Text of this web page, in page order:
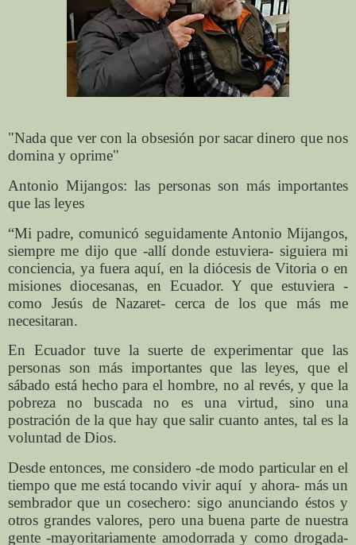
"Nada que ver con la obsesión por sacar dinero que nos
domina y oprime"
Antonio Mijangos: las personas son más importantes
que las leyes
“Mi padre, comunicó seguidamente Antonio Mijangos,
siempre me dijo que -allí donde estuviera- siguiera mi
conciencia, ya fuera aquí, en la diócesis de Vitoria o en
misiones diocesanas, en Ecuador. Y que estuviera -
como Jesús de Nazaret- cerca de los que más me
necesitaran.
En Ecuador tuve la suerte de experimentar que las
personas son más importantes que las leyes, que el
sábado está hecho para el hombre, no al revés, y que la
pobreza no buscada no es una virtud, sino una
postración de la que hay que salir cuanto antes, tal es la
voluntad de Dios.
Desde entonces, me considero -de modo particular en el
tiempo que me está tocando vivir aquí y ahora- más un
sembrador que un cosechero: sigo anunciando éstos y
otros grandes valores, pero una buena parte de nuestra
gente -mayoritariamente amodorrada y como drogada-